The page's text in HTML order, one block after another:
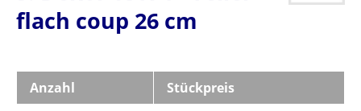
flach coup 26 cm
Anzahl Stückpreis